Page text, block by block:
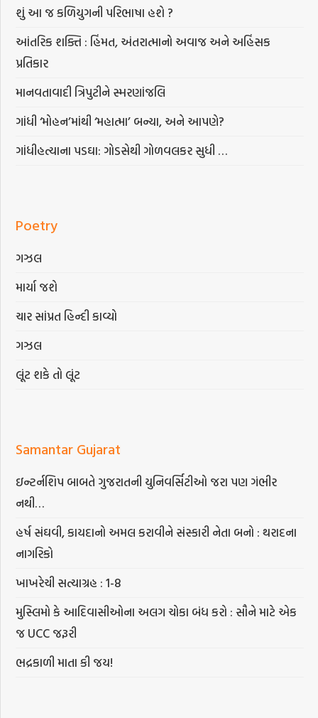
શું આ જ કળિયુગની પરિભાષા હશે ?
આંતરિક શક્તિ : હિંમત, અંતરાત્માનો અવાજ અને અહિંસક
પ્રતિકાર
માનવતાવાદી ત્રિપુટીને સ્મરણાંજલિ
ગાંધી ‘મોહન’માંથી ‘મહાત્મા’ બન્યા, અને આપણે?
ગાંધીહત્યાના પડઘા: ગોડસેથી ગોળવલકર સુધી …
Poetry
ગઝલ
માર્યા જશે
ચાર સાંપ્રત હિન્દી કાવ્યો
ગઝલ
લૂંટ શકે તો લૂંટ
Samantar Gujarat
ઇન્ટર્નશિપ બાબતે ગુજરાતની યુનિવર્સિટીઓ જરા પણ ગંભીર
નથી…
હર્ષ સંઘવી, કાયદાનો અમલ કરાવીને સંસ્કારી નેતા બનો : થરાદના
નાગરિકો
ખાખરેચી સત્યાગ્રહ : 1-8
મુસ્લિમો કે આદિવાસીઓના અલગ ચોકા બંધ કરો : સૌને માટે એક
જ UCC જરૂરી
ભદ્રકાળી માતા કી જય!